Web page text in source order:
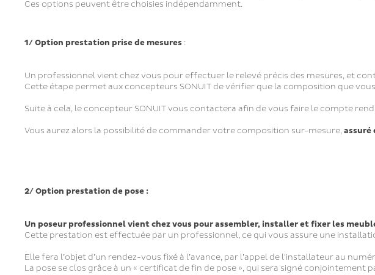
Ces options peuvent être choisies indépendamment.
1/ Option prestation prise de mesures :
Un professionnel vient chez vous pour effectuer le relevé précis des mesures, et
Cette étape permet aux concepteurs SONUIT de vérifier que la composition que
Suite à cela, le concepteur SONUIT vous contactera afin de vous faire le compte
Vous aurez alors la possibilité de commander votre composition sur-mesure,assuré
2/ Option prestation de pose :
Un poseur professionnel vient chez vous pour assembler, installer et fixer les
Cette prestation est effectuée par un professionnel, ce qui vous assure une
Elle fera l’objet d’un rendez-vous fixé à l’avance, par l’appel de l'installateur au
La pose se clos grâce à un « certificat de fin de pose », qui sera signé